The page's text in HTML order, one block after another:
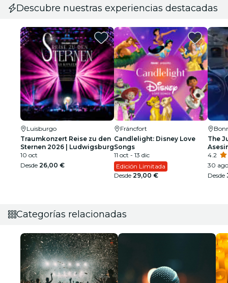
Descubre nuestras experiencias destacadas
Luisburgo
Traumkonzert Reise zu den
Sternen 2026 | Ludwigsburg
10 oct
Desde 26,00 €
Fráncfort
Candlelight: Disney Love
Songs
11 oct - 13 dic
Edición Limitada
Desde 29,00 €
The
4.2
30
Desde
Categorías relacionadas